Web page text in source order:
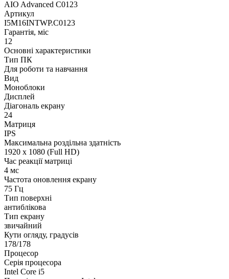
AIO Advanced C0123
Артикул
I5M16INTWP.C0123
Гарантія, міс
12
Основні характеристики
Тип ПК
Для роботи та навчання
Вид
Моноблоки
Дисплей
Діагональ екрану
24
Матриця
IPS
Максимальна роздільна здатність
1920 x 1080 (Full HD)
Час реакції матриці
4 мс
Частота оновлення екрану
75 Гц
Тип поверхні
антиблікова
Тип екрану
звичайний
Кути огляду, градусів
178/178
Процесор
Серія процесора
Intel Core i5